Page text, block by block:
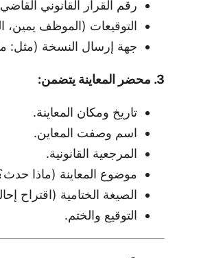
رقم القرار القانوني القاضي
التوقيعات (الموظف يمين،
جهة إرسال النسخة (مثل:
3. محضر المعاينة يتضمن:
تاريخ ومكان المعاينة.
اسم وصفت المعاين.
المرجعية القانونية.
موضوع المعاينة (ماذا
الصيغة الختامية (اقتراح
التوقيع والختم.